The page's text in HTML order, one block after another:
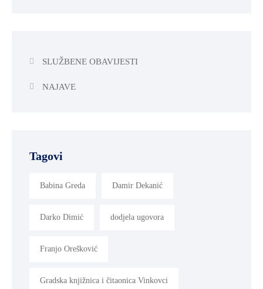
SLUŽBENE OBAVIJESTI
NAJAVE
Tagovi
Babina Greda Damir Dekanić
Darko Dimić dodjela ugovora
Franjo Orešković
Gradska knjižnica i čitaonica Vinkovci